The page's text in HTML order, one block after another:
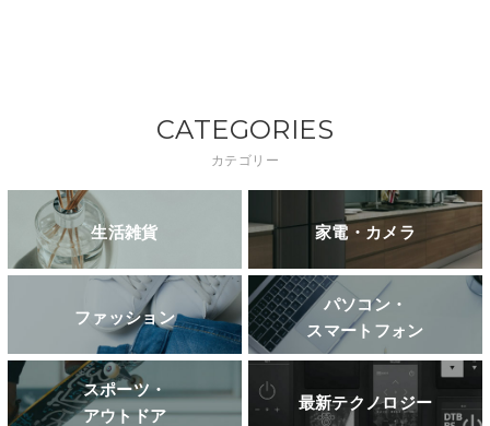
CATEGORIES
カテゴリー
生活雑貨 家電・カメラ
ファッション
パソコン・
スマートフォン
スポーツ・
アウトドア
最新テクノロジー